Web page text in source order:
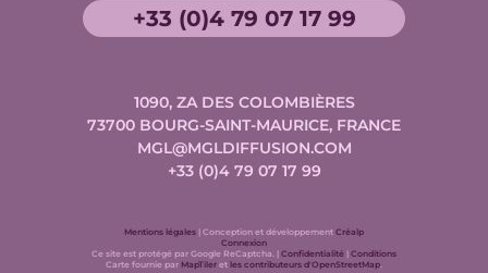
+33 (0)4 79 07 17 99
1090, ZA DES COLOMBIÈRES
73700 BOURG-SAINT-MAURICE, FRANCE
MGL@MGLDIFFUSION.COM
+33 (0)4 79 07 17 99
Mentions légales | Conception et développement Conception
développement
Créalp
Connexion
Ce site est protégé par Google ReCaptcha. | Google
ReCaptcha
Confidentialité | Google
ReCaptcha
Conditions
Carte fournie par Carte
MapTiler et Données
les contributeurs d'OpenStreetMap